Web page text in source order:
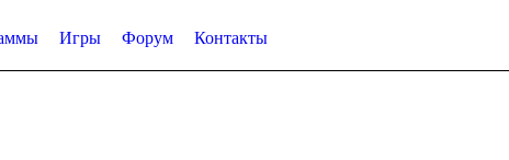
Игры Форум Контакты